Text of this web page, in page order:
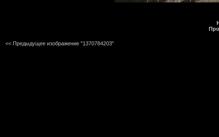
<< Предыдущее изображение "1370784203"